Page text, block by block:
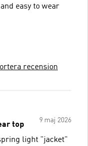
easy to wear
recension
9 maj 2026
top
light "jacket"